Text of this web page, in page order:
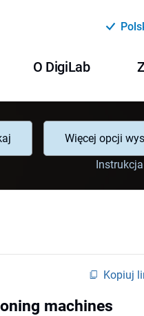
O DigiLab
Więcej opcji
Kopiuj
machines